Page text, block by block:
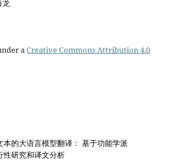
龙
aCreative Commons Attribution 4.0
本的大语言模型翻译： 基于功能学派
性研究和译文分析